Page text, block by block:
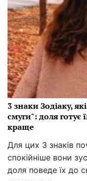
3 знаки Зодіаку,
смуги": доля
краще
Для цих 3 знаків
спокійніше вони
доля поведе їх до